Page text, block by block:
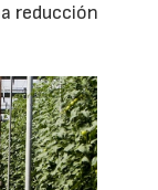
reducción